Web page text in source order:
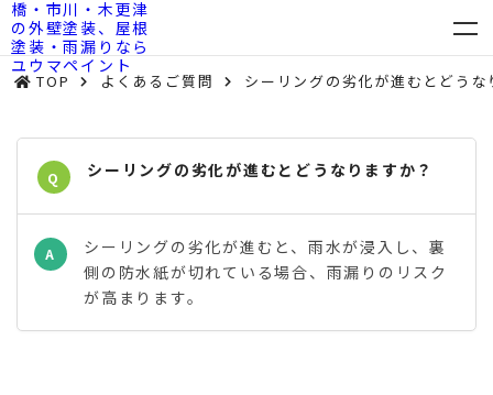
TOP よくあるご質問 シーリングの劣化が進むとどう
Q シーリングの劣化が進むとどうなりますか？
A
シーリングの劣化が進むと、雨水が浸入し、裏
側の防水紙が切れている場合、雨漏りのリスク
が高まります。